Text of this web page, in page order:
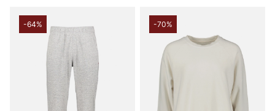
-64% -70%